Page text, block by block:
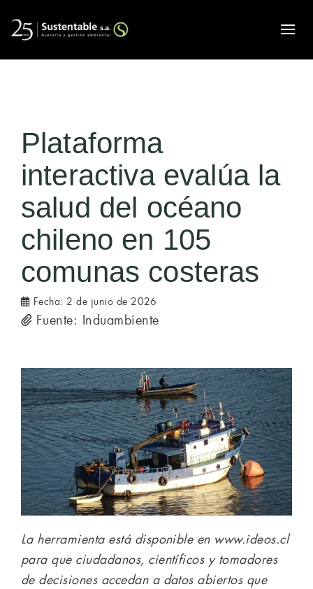
Plataforma
interactiva evalúa la
salud del océano
chileno en 105
comunas costeras
Fecha: 2 de junio de 2026
Fuente: Induambiente
La herramienta está disponible en www.ideos.cl
para que ciudadanos, científicos y tomadores
de decisiones accedan a datos abiertos que